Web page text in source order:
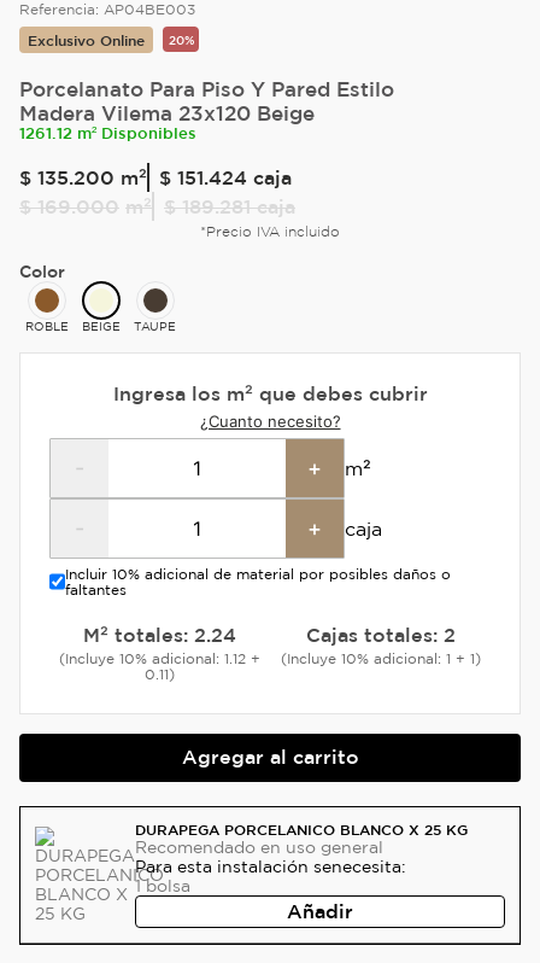
Referencia: AP04BE003
Exclusivo Online 20%
Porcelanato Para Piso Y Pared Estilo
Madera Vilema 23x120 Beige
1261.12 m² Disponibles
$ 135.200 m² $ 151.424 caja
$ 169.000 m² $ 189.281caja
*Precio IVA incluido
Color
ROBLE BEIGE TAUPE
Ingresa los m² que debes cubrir
¿Cuanto necesito?
- + m²
- + caja
Incluir 10% adicional de material por posibles daños o
faltantes
M² totales: 2.24
(Incluye 10% adicional: 1.12 +
0.11)
Cajas totales: 2
(Incluye 10% adicional: 1 + 1)
Agregar al carrito
DURAPEGA PORCELANICO BLANCO X 25 KG
Recomendado en uso general
Para esta instalación senecesita:
1 bolsa
Añadir